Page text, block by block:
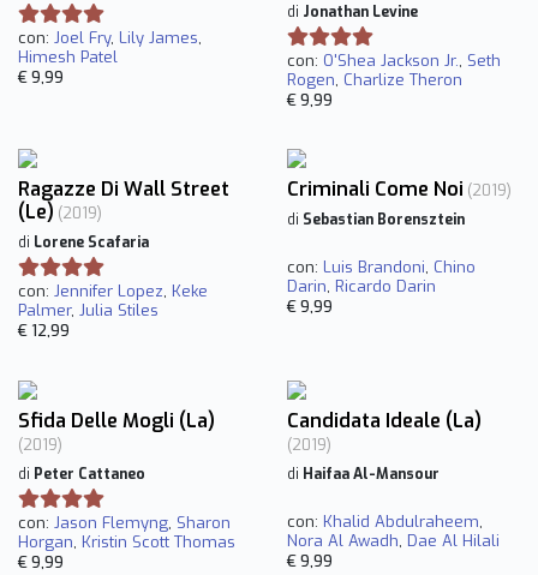
con: Joel Fry, Lily James,
Himesh Patel
€ 9,99
di Jonathan Levine
con: O'Shea Jackson Jr., Seth
Rogen, Charlize Theron
€ 9,99
Ragazze Di Wall Street
(Le) (2019)
di Lorene Scafaria
con: Jennifer Lopez, Keke
Palmer, Julia Stiles
€ 12,99
Criminali Come Noi (2019)
di Sebastian Borensztein
con: Luis Brandoni, Chino
Darin, Ricardo Darin
€ 9,99
Sfida Delle Mogli (La)
(2019)
di Peter Cattaneo
con: Jason Flemyng, Sharon
Horgan, Kristin Scott Thomas
€ 9,99
Candidata Ideale (La)
(2019)
di Haifaa Al-Mansour
con: Khalid Abdulraheem,
Nora Al Awadh, Dae Al Hilali
€ 9,99